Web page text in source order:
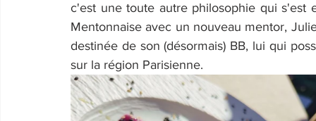
c'est une toute autre philosophie qui s'est
Mentonnaise avec un nouveau mentor,
destinée de son (désormais) BB, lui qui
sur la région Parisienne.